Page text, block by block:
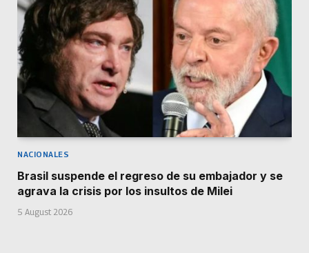
NACIONALES
Brasil suspende el regreso de su embajador y se
agrava la crisis por los insultos de Milei
5 August 2026